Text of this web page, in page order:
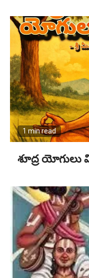
1 min read
శూద్ర యోగులు